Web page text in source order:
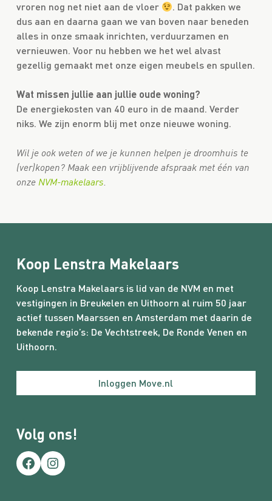
vroren nog net niet aan de vloer
. Dat pakken we
dus aan en daarna gaan we van boven naar beneden
alles in onze smaak inrichten, verduurzamen en
vernieuwen. Voor nu hebben we het wel alvast
gezellig gemaakt met onze eigen meubels en spullen.
Wat missen jullie aan jullie oude woning?
De energiekosten van 40 euro in de maand. Verder
niks. We zijn enorm blij met onze nieuwe woning.
Wil je ook weten of we je kunnen helpen je droomhuis te
(ver)kopen? Maak een vrijblijvende afspraak met één van
onze NVM-makelaars.
Koop Lenstra Makelaars
Koop Lenstra Makelaars is lid van de NVM en met
vestigingen in Breukelen en Uithoorn al ruim 50 jaar
actief tussen Maarssen en Amsterdam met daarin de
bekende regio’s: De Vechtstreek, De Ronde Venen en
Uithoorn.
Inloggen Move.nl
Volg ons!
Facebook
Instagram